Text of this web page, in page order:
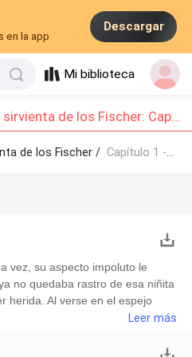
en la app
Descargar
Mi biblioteca
Todos los capítulos de La sirvienta de los Fischer: Capítulo 1 - Capítulo 10
de los Fischer / Capítulo 1 - Capítulo 10
vez, su aspecto impoluto le
no quedaba rastro de esa niñita
herida. Al verse en el espejo
valiente que había podido
bonito vestido blanco veraniego
Leer más